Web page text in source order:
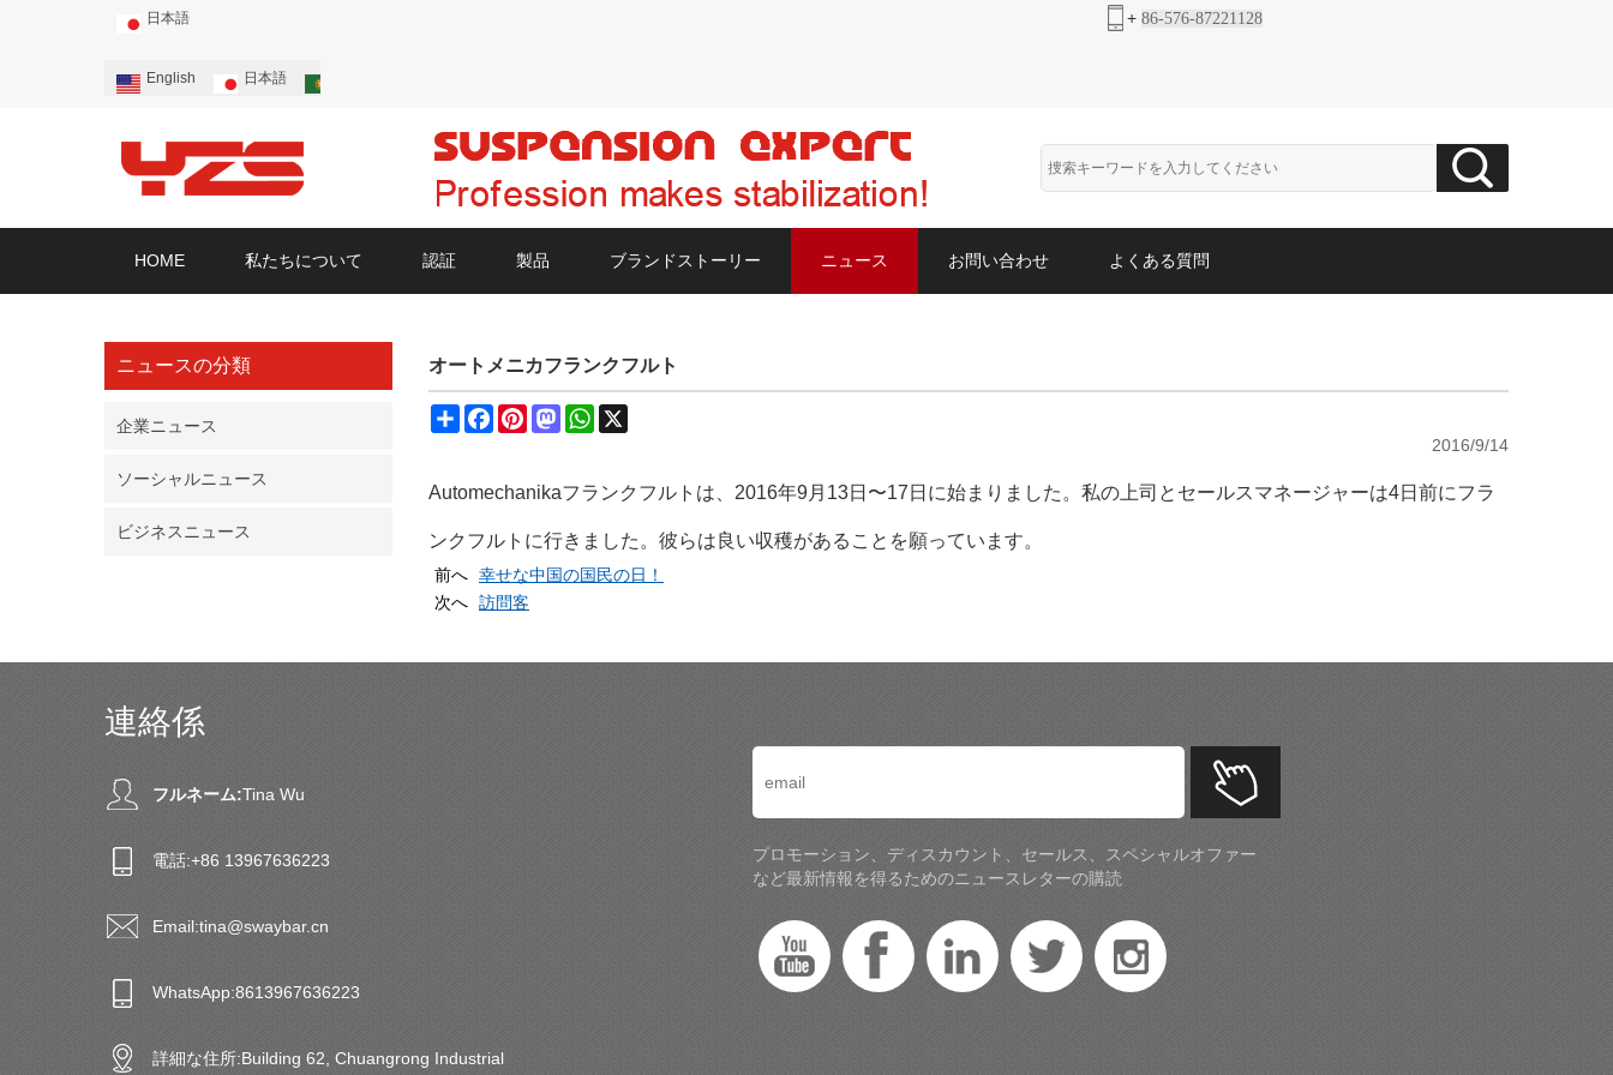
日本語
English 日本語
+ 86-576-87221128
HOME 私たちについて 認証 製品 ブランドストーリー ニュース お問い合わせ よくある質問
ニュースの分類
企業ニュース
ソーシャルニュース
ビジネスニュース
オートメニカフランクフルト
ShareFacebookPinterestMastodonWhatsApp
2016/9/14
Automechanikaフランクフルトは、2016年9月13日〜17日に始まりました。私の上司とセールスマネージャーは4日前にフラ
ンクフルトに行きました。彼らは良い収穫があることを願っています。
前へ 幸せな中国の国民の日！
次へ 訪問客
連絡係
フルネーム:Tina Wu
電話:+86 13967636223
Email:tina@swaybar.cn
WhatsApp:8613967636223
詳細な住所:Building 62, Chuangrong Industrial
プロモーション、ディスカウント、セールス、スペシャルオファー
など最新情報を得るためのニュースレターの購読